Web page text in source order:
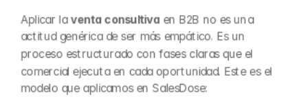
Aplicar la venta consultiva en B2B no es una
actitud genérica de ser más empático. Es un
proceso estructurado con fases claras que el
comercial ejecuta en cada oportunidad. Este es el
modelo que aplicamos en SalesDose: